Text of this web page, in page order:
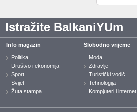
Istražite BalkaniYUm
Info magazin
Politika
Društvo i ekonomija
Sport
Svijet
Žuta stampa
Slobodno vrijeme
Moda
Zdravlje
Turistički vodič
Tehnologija
Kompjuteri i internet